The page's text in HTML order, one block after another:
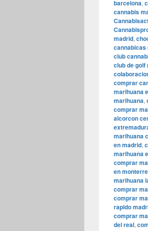
barcelona,
cannabis
madrid,
cannabicas
club
club de golf
comprar
marihuana
marihuana,
comprar
alcorcon
marihuana
en madrid,
marihuana
comprar
en
marihuana
comprar
comprar
rapido
comprar
del real,